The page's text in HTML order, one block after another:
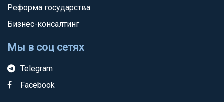
Реформа государства
Бизнес-консалтинг
Мы в соц сетях
Telegram
Facebook